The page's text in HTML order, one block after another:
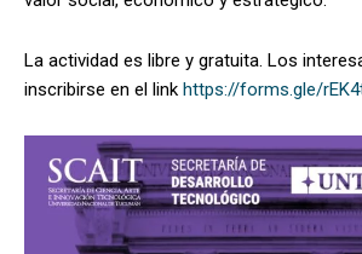
La actividad es libre y gratuita. Los
inscribirse en el link https://forms.gle/